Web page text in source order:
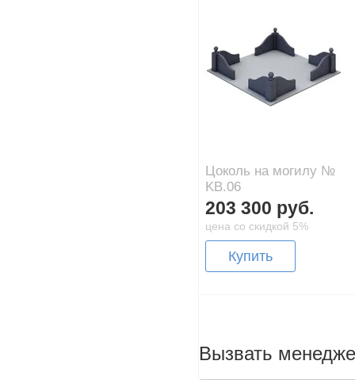
Цоколь на могилу №
KB.06
203 300 руб.
цена со скидкой 5%
Купить
Вызвать